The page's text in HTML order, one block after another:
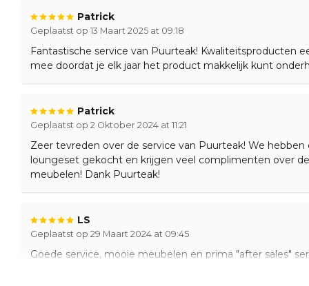
Bij Puurteak ontvangst u op alle standaard producten 2 jaar
constructie fouten. Werking van hout door
Verzending & Montage
grond. En indien nodig tevens gratis bij u in de tuin in elkaar
Nog vragen of hulp nodig?
Heeft u vragen of twijfelt u nog? Neem gerust contact op
medewerkers via de chat rechts onderin of bel055 5400998
welkom inonze showroomin Apeldoorn waar onze
adviseren.
Garantie Patrick
Geplaatst op 13 Maart 2025 at 09:18
Fantastische service van Puurteak! Kwaliteitsproducten
mee doordat je elk jaar het product makkelijk kunt
Patrick
Geplaatst op 2 Oktober 2024 at 11:21
Zeer tevreden over de service van Puurteak! We
loungeset gekocht en krijgen veel complimenten over
meubelen! Dank Puurteak!
LS
Geplaatst op 29 Maart 2024 at 09:45
Goede service, mooie meubelen en prima "after sales"